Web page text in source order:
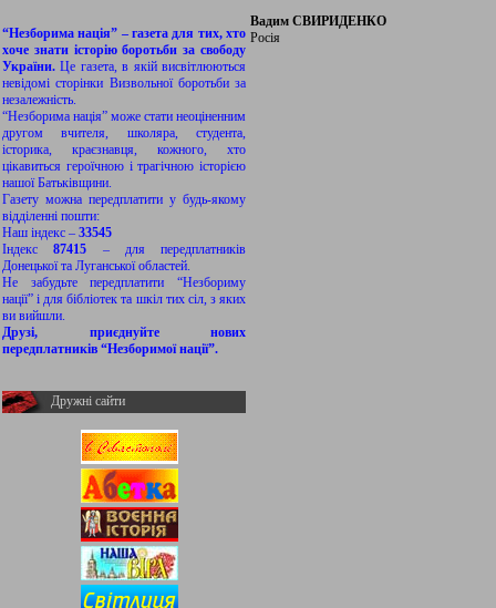
“Незборима нація” – газета для тих, хто
хоче знати історію боротьби за свободу
України.Це газета, в якій висвітлюються
невідомі сторінки Визвольної боротьби за
незалежність.
“Незборима нація” може стати неоціненним
другом вчителя, школяра, студента,
історика, краєзнавця, кожного, хто
цікавиться героїчною і трагічною історією
нашої Батьківщини.
Газету можна передплатити у будь-якому
відділенні пошти:
Наш індекс – 33545
Індекс87415 – для передплатників
Донецької та Луганської областей.
Не забудьте передплатити “Незбориму
нації” і для бібліотек та шкіл тих сіл, з яких
ви вийшли.
Друзі, приєднуйте нових
передплатників “Незборимої нації”.
Дружні сайти
Вадим СВИРИДЕНКО
Росія